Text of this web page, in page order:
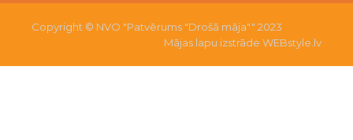
Copyright © NVO "Patvērums "Drošā māja"" 2023
Mājas lapu izstrāde WEBstyle.lv